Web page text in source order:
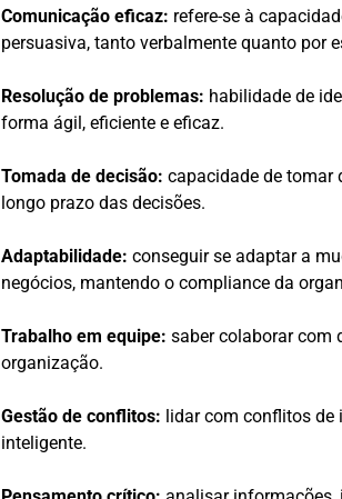
Comunicação eficaz: refere-se à
persuasiva, tanto verbalmente quanto por
Resolução de problemas: habilidade de
forma ágil, eficiente e eficaz.
Tomada de decisão: capacidade de tomar
longo prazo das decisões.
Adaptabilidade: conseguir se adaptar a
negócios, mantendo o compliance da
Trabalho em equipe: saber colaborar com
organização.
Gestão de conflitos: lidar com conflitos
inteligente.